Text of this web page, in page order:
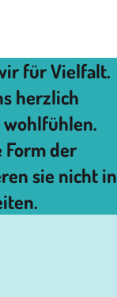
für Vielfalt.
herzlich
der
sie nicht in